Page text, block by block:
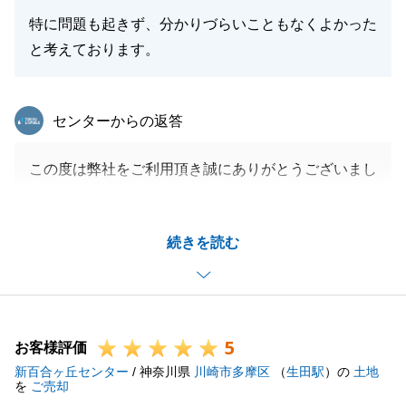
特に問題も起きず、分かりづらいこともなくよかった
と考えております。
続きを読む
東急リバブル
センターからの返答
この度は弊社をご利用頂き誠にありがとうございまし
常にこちらの説明を真摯に聞いてくださり、お手続き
の際にも多大なるご協力をいただいたおかげで、滞り
今後も何かご相談事がございましたらお気軽にご連絡
ください。
この度は誠にありがとうございました。
お客様評価 5
新百合ヶ丘センター / 神奈川県 川崎市多摩区 （生田駅）の 土地
を ご売却